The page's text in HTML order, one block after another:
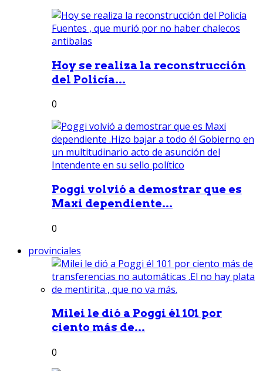
Hoy se realiza la reconstrucción
del Policía...
0
Poggi volvió a demostrar que es
Maxi dependiente...
0
provinciales
Milei le dió a Poggi él 101 por
ciento más de...
0